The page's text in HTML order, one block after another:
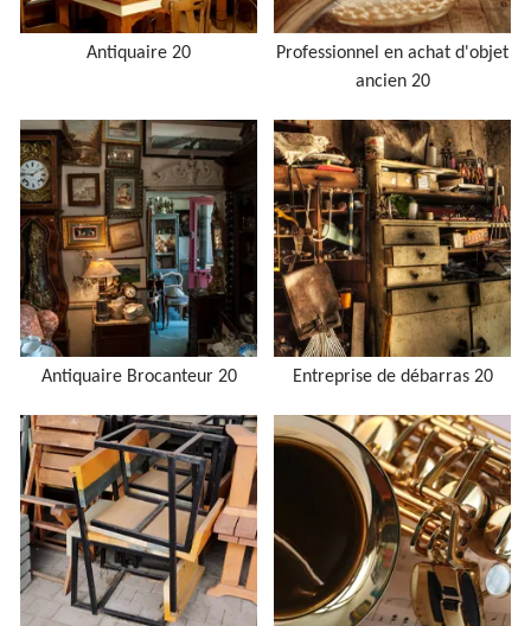
Antiquaire 20
Professionnel en achat d'objet
ancien 20
Antiquaire Brocanteur 20 Entreprise de débarras 20